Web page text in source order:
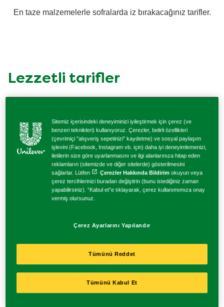
Knorr İçinde İyilik Var Serisi
Knorr Çabuk
Knorr Bulyonlar
Makarna Tarifleri
En taze malzemelerle sofralarda iz bırakacağınız tarifler.
Lezzetli tarifler
Sitemiz içerisindeki deneyiminizi iyileştirmek için çerez (ve
benzeri teknikleri) kullanıyoruz. Çerezler, belirli özellikleri
(çevrimiçi "alışveriş sepetinizi" kaydetme) ve sosyal paylaşım
işlevini (Facebook, Instagram vb. için) daha iyi deneyimlemenizi,
iletilerin size göre uyarlanmasını ve ilgi alanlarınıza hitap eden
reklamların (sitemizde ve diğer sitelerde) gösterilmesini
sağlarlar. Lütfen
Çerezler Hakkında Bildirim okuyun veya
çerez tercihlerinizi buradan değiştirin (bunu istediğiniz zaman
yapabilirsiniz). “Kabul et”e tıklayarak, çerez kullanımımıza onay
vermiş olursunuz.
Çerez Ayarlarını Yapılandır
Tümünü Reddet
Tümünü Kabul Et